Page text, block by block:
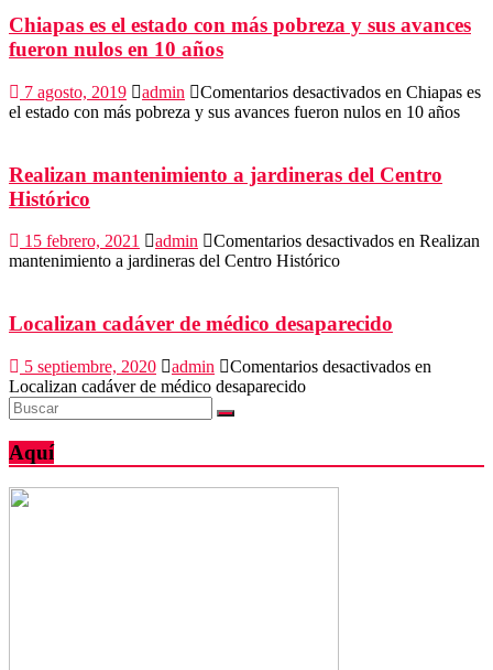
Chiapas es el estado con más pobreza y sus avances
fueron nulos en 10 años
7 agosto, 2019 admin Comentarios desactivados en Chiapas es
el estado con más pobreza y sus avances fueron nulos en 10 años
Realizan mantenimiento a jardineras del Centro
Histórico
15 febrero, 2021 admin Comentarios desactivados en Realizan
mantenimiento a jardineras del Centro Histórico
Localizan cadáver de médico desaparecido
5 septiembre, 2020 admin Comentarios desactivados en
Localizan cadáver de médico desaparecido
Aquí